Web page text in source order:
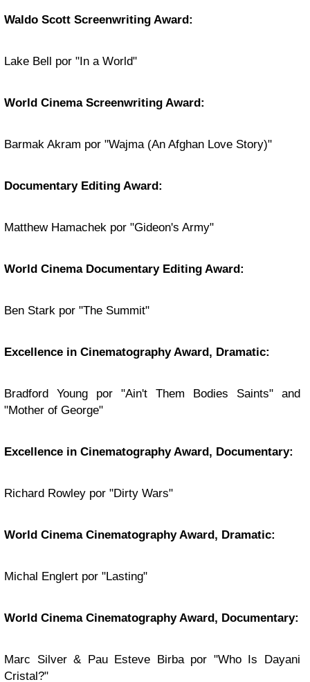
Waldo Scott Screenwriting Award:
Lake Bell por "In a World"
World Cinema Screenwriting Award:
Barmak Akram por "Wajma (An Afghan Love Story)"
Documentary Editing Award:
Matthew Hamachek por "Gideon's Army"
World Cinema Documentary Editing Award:
Ben Stark por "The Summit"
Excellence in Cinematography Award, Dramatic:
Bradford Young por "Ain't Them Bodies Saints" and
"Mother of George"
Excellence in Cinematography Award, Documentary:
Richard Rowley por "Dirty Wars"
World Cinema Cinematography Award, Dramatic:
Michal Englert por "Lasting"
World Cinema Cinematography Award, Documentary:
Marc Silver & Pau Esteve Birba por "Who Is Dayani
Cristal?"